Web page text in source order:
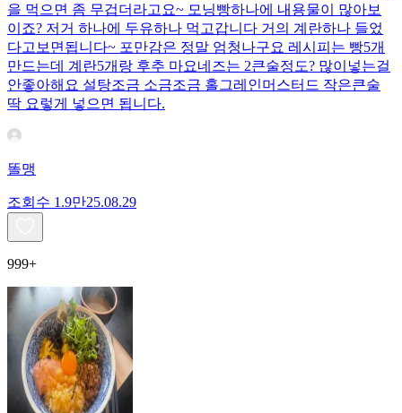
을 먹으면 좀 무겁더라고요~ 모닝빵하나에 내용물이 많아보
이죠? 저거 하나에 두유하나 먹고갑니다 거의 계란하나 들었
다고보면됩니다~ 포만감은 정말 엄청나구요 레시피는 빵5개
만드는데 계란5개랑 후추 마요네즈는 2큰술정도? 많이넣는걸
안좋아해요 설탕조금 소금조금 홀그레인머스터드 작은큰술
딱 요렇게 넣으면 됩니다.
똘맹
조회수 1.9만25.08.29
999+